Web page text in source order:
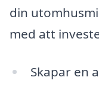
din
med att
Skapar en